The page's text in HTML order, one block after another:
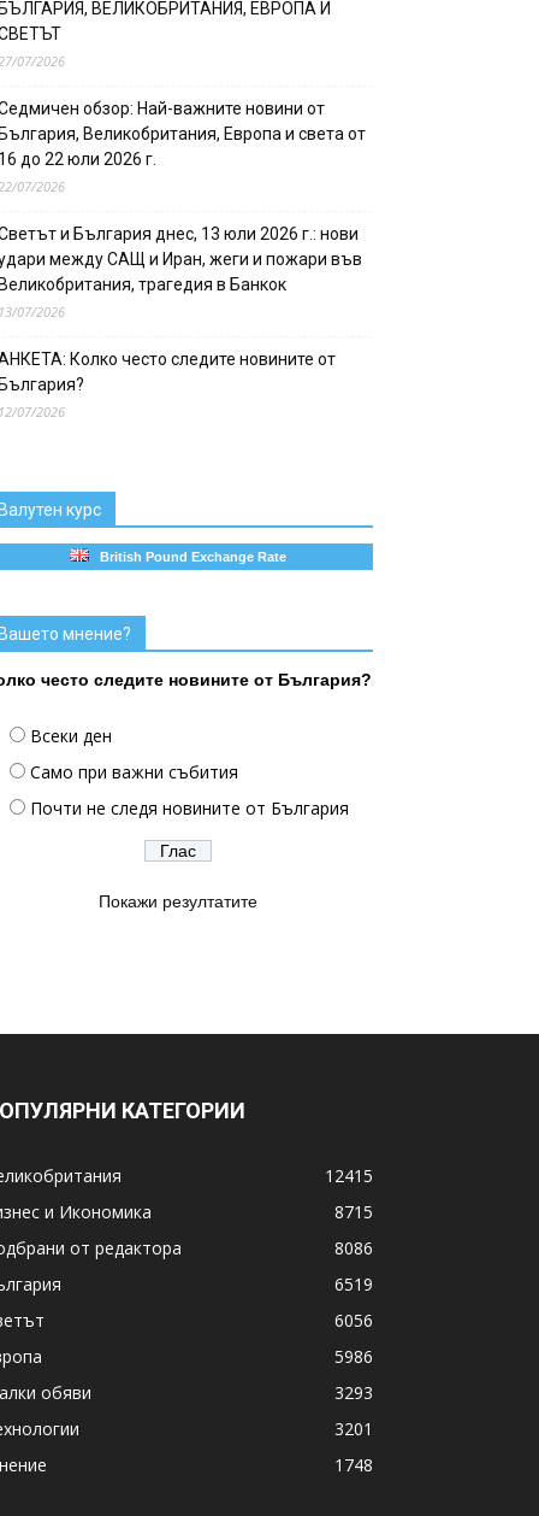
ВЕЛИКОБРИТАНИЯ, ЕВРОПА И
07/2026
обзор: Най-важните новини от
Великобритания, Европа и света от
до 22 юли 2026 г.
07/2026
и България днес, 13 юли 2026 г.: нови
между САЩ и Иран, жеги и пожари във
трагедия в Банкок
07/2026
Колко често следите новините от
07/2026
курс
British Pound Exchange Rate
мнение?
често следите новините от България?
Всеки ден
Само при важни събития
Почти не следя новините от България
Покажи резултатите
КАТЕГОРИИ
12415
и Икономика
8715
от редактора
8086
6519
6056
5986
обяви
3293
3201
1748